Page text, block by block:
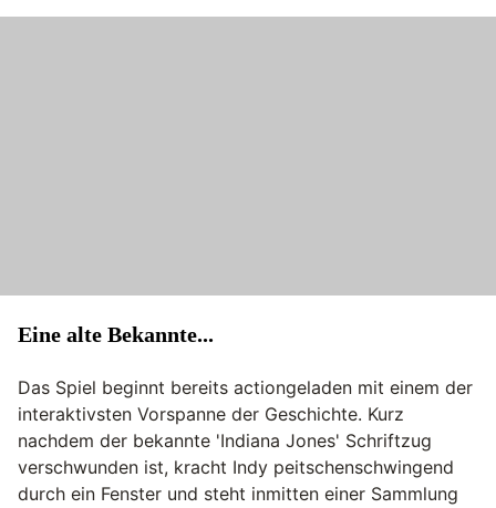
Eine alte Bekannte...
Das Spiel beginnt bereits actiongeladen mit einem der
interaktivsten Vorspanne der Geschichte. Kurz
nachdem der bekannte 'Indiana Jones' Schriftzug
verschwunden ist, kracht Indy peitschenschwingend
durch ein Fenster und steht inmitten einer Sammlung